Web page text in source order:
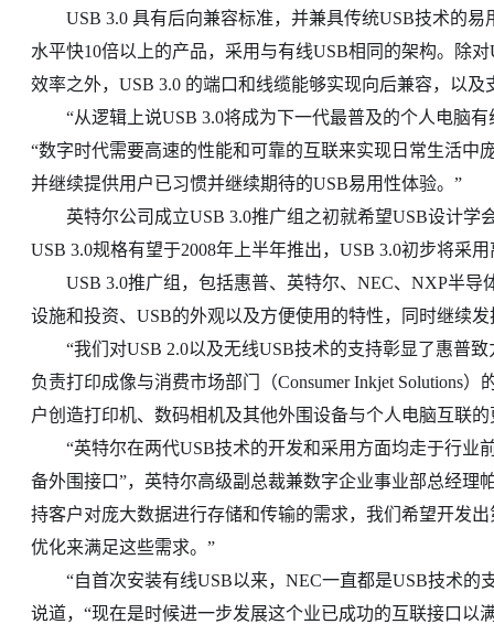
USB 3.0 具有后向兼容标准，并兼具传统USB技术的易
水平快10倍以上的产品，采用与有线USB相同的架构。除
效率之外，USB 3.0 的端口和线缆能够实现向后兼容，以及
“从逻辑上说USB 3.0将成为下一代最普及的个人电脑有
“数字时代需要高速的性能和可靠的互联来实现日常生活中
并继续提供用户已习惯并继续期待的USB易用性体验。”
英特尔公司成立USB 3.0推广组之初就希望USB设计学
USB 3.0规格有望于2008年上半年推出，USB 3.0初步将采
USB 3.0推广组，包括惠普、英特尔、NEC、NXP半导
设施和投资、USB的外观以及方便使用的特性，同时继续
“我们对USB 2.0以及无线USB技术的支持彰显了惠普致
负责打印成像与消费市场部门（Consumer Inkjet Solutions
户创造打印机、数码相机及其他外围设备与个人电脑互联的
“英特尔在两代USB技术的开发和采用方面均走于行业
备外围接口”，英特尔高级副总裁兼数字企业事业部总经理
持客户对庞大数据进行存储和传输的需求，我们希望开发
优化来满足这些需求。”
“自首次安装有线USB以来，NEC一直都是USB技术的支
说道，“现在是时候进一步发展这个业已成功的互联接口以